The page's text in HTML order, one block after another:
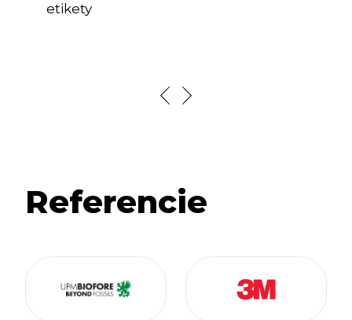
etikety
Referencie